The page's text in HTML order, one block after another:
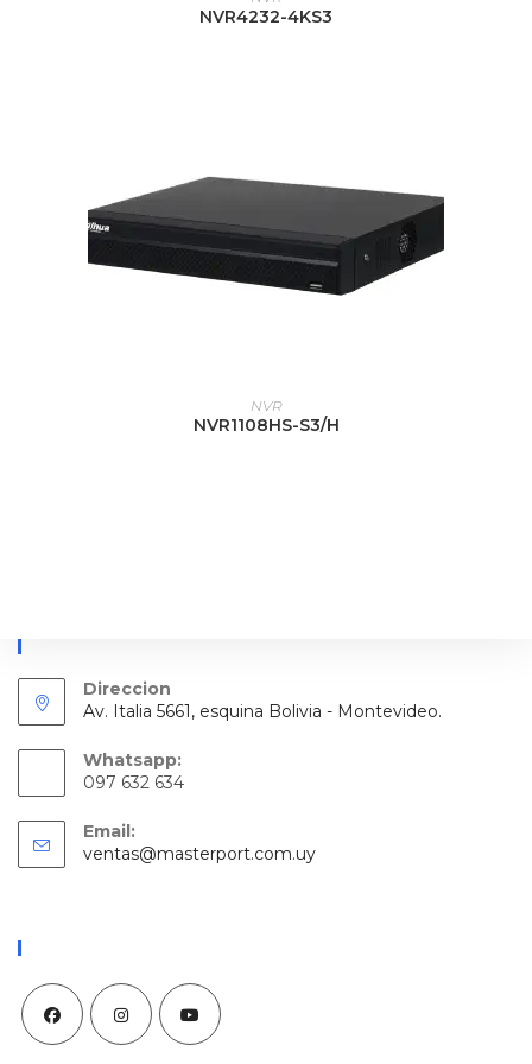
NVR4232-4KS3
LEER MÁS
NVR
NVR1108HS-S3/H
Direccion
Av. Italia 5661, esquina Bolivia - Montevideo.
Whatsapp:
097 632 634
Email:
ventas@masterport.com.uySe